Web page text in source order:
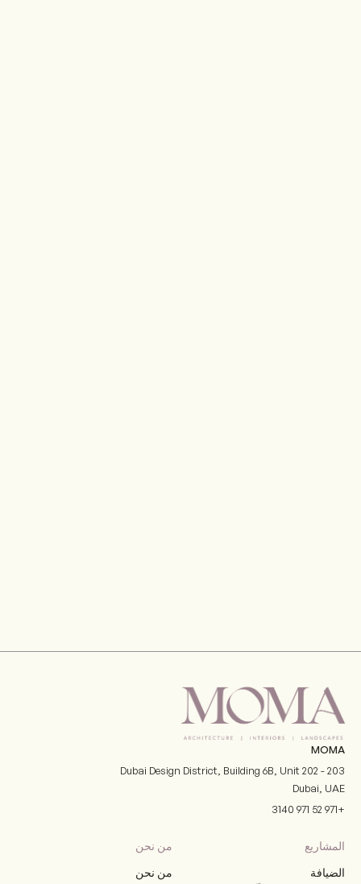
MOMA
Dubai Design District, Building 6B, Unit 202 - 203
Dubai, UAE
+971 52 971 3140
المشاريع
الضيافة
من نحن
من نحن